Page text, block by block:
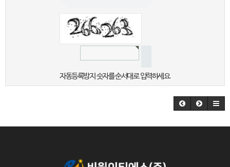
자동등록방지 숫자를 순서대로 입력하세요.